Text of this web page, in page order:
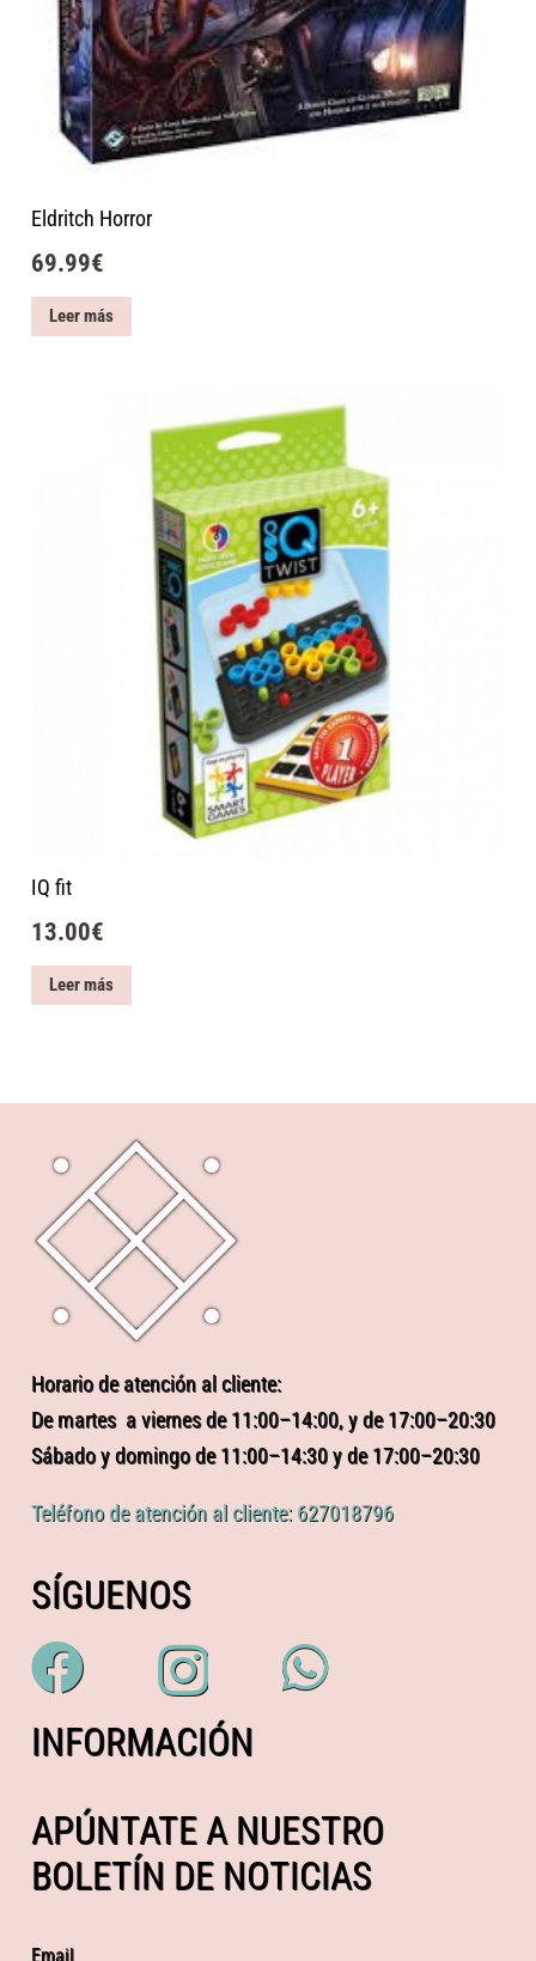
Eldritch Horror
69.99€
Leer más
IQ fit
13.00€
Leer más
Horario de atención al cliente:
De martes a viernes de 11:00–14:00, y de 17:00–20:30
Sábado y domingo de 11:00–14:30 y de 17:00–20:30
Teléfono de atención al cliente: 627018796
SÍGUENOS
INFORMACIÓN
APÚNTATE A NUESTRO
BOLETÍN DE NOTICIAS
Email